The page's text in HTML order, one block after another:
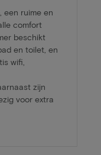
een ruime en
comfort
beschikt
en toilet, en
wifi,
zijn
voor extra